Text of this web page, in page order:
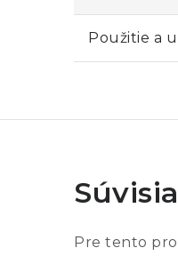
Použitie a
Pre tento